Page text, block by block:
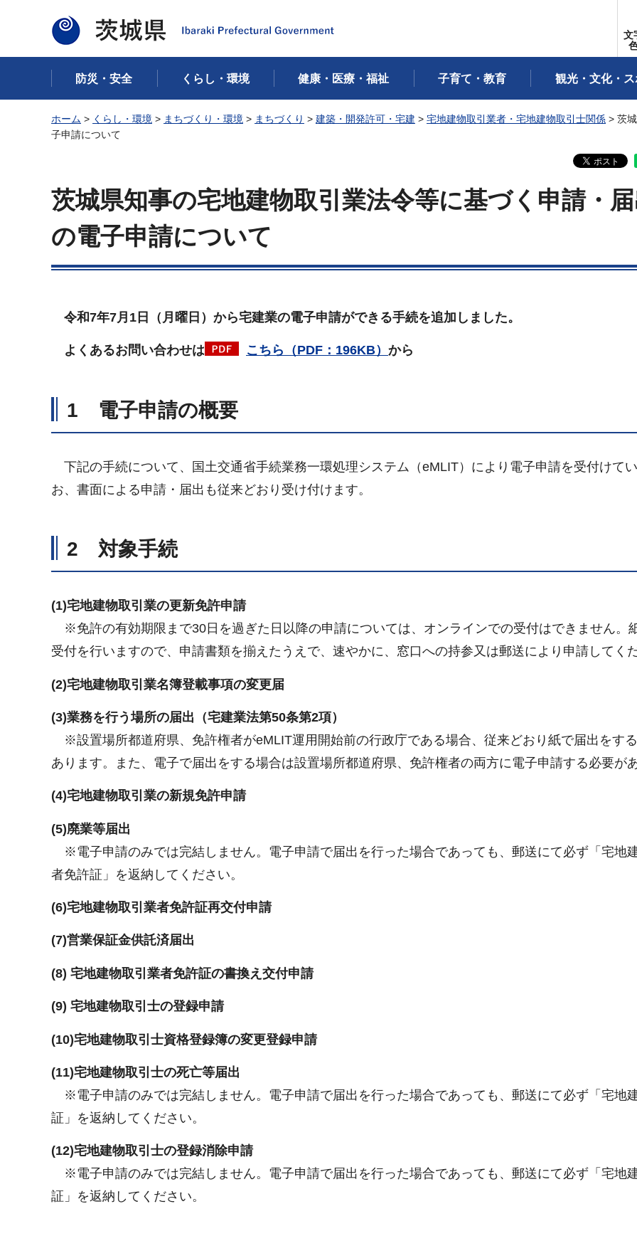
茨城県
文
防災・安全 くらし・環境 健康・医療・福祉 子育て・教育 観光・文化・ス
ホーム > くらし・環境 > まちづくり・環境 > まちづくり > 建築・開発許可・宅建 > 宅地建物取引業者・宅地建物取引士関係 > 茨
子申請について
茨城県知事の宅地建物取引業法令等に基づく申請・
の電子申請について
令和7年7月1日（月曜日）から宅建業の電子申請ができる手続を追加しました。
よくあるお問い合わせは こちら（PDF：196KB） から
1 電子申請の概要
下記の手続について、国土交通省手続業務一環処理システム（eMLIT）により電子申請を受付けて
お、書面による申請・届出も従来どおり受け付けます。
2 対象手続
(1)宅地建物取引業の更新免許申請
※免許の有効期限まで30日を過ぎた日以降の申請については、オンラインでの受付はできません。
受付を行いますので、申請書類を揃えたうえで、速やかに、窓口への持参又は郵送により申請してくだ
(2)宅地建物取引業名簿登載事項の変更届
(3)業務を行う場所の届出（宅建業法第50条第2項）
※設置場所都道府県、免許権者がeMLIT運用開始前の行政庁である場合、従来どおり紙で届出をす
あります。また、電子で届出をする場合は設置場所都道府県、免許権者の両方に電子申請する必要があ
(4)宅地建物取引業の新規免許申請
(5)廃業等届出
※電子申請のみでは完結しません。電子申請で届出を行った場合であっても、郵送にて必ず「宅地
者免許証」を返納してください。
(6)宅地建物取引業者免許証再交付申請
(7)営業保証金供託済届出
(8) 宅地建物取引業者免許証の書換え交付申請
(9) 宅地建物取引士の登録申請
(10)宅地建物取引士資格登録簿の変更登録申請
(11)宅地建物取引士の死亡等届出
※電子申請のみでは完結しません。電子申請で届出を行った場合であっても、郵送にて必ず「宅地
証」を返納してください。
(12)宅地建物取引士の登録消除申請
※電子申請のみでは完結しません。電子申請で届出を行った場合であっても、郵送にて必ず「宅地
証」を返納してください。